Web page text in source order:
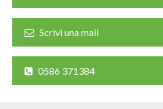
Scrivi una mail
0586 371384